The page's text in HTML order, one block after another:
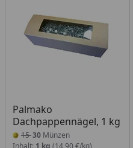
Palmako
Dachpappennägel, 1 kg
1530 Münzen
Inhalt: 1 kg (14,90 €/kg)